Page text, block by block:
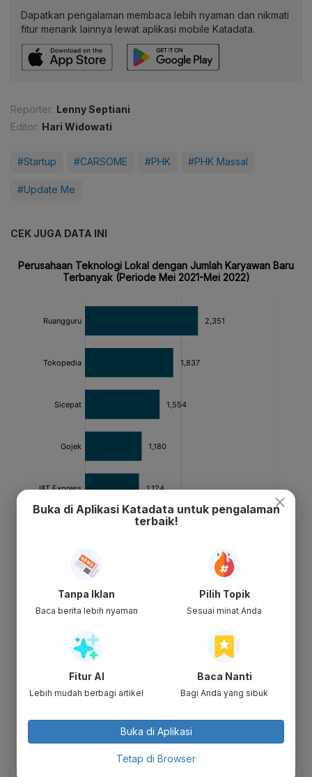
Dapatkan pengalaman membaca lebih nyaman dan nikmati
fitur menarik lainnya lewat aplikasi mobile Katadata.
Reporter: Lenny Septiani
Editor: Hari Widowati
#Startup #CARSOME #PHK #PHK Massal
#Update Me
CEK JUGA DATA INI
×
Buka di Aplikasi Katadata untuk pengalaman
terbaik!
Tanpa Iklan
Baca berita lebih nyaman
Pilih Topik
Sesuai minat Anda
Fitur AI
Lebih mudah berbagi artikel
Baca Nanti
Bagi Anda yang sibuk
Buka di Aplikasi
Tetap di Browser